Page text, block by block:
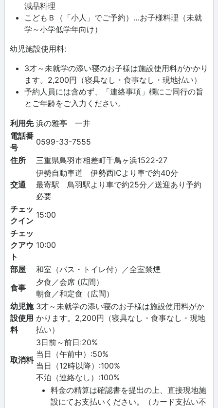
減品料理
こどもＢ（「小人」でご予約）…お子様料理（未就
学～小学低学年向け）
幼児施設使用料:
3才～未就学の添い寝のお子様は施設使用料がかかり
ます。2,200円（寝具なし・食事なし・現地払い）
予約人員には含めず、「連絡事項」欄にご同行の旨
とご年齢をご入力ください。
利用先 浜の雅亭 一井
電話番
号
0599-33-7555
住所
三重県鳥羽市相差町千鳥ヶ浜1522-27
交通
伊勢自動車道 伊勢西ICより車で約40分
最寄駅 鳥羽駅より車で約25分／送迎あり予約
必要
チェッ
クイン
15:00
チェッ
クアウ
ト
10:00
部屋
和室（バス・トイレ付）／全室禁煙
食事
夕食／会席 (広間）
朝食／和定食（広間）
幼児施
設使用
料
3才～未就学の添い寝のお子様は施設使用料がか
かります。2,200円（寝具なし・食事なし・現地
払い）
取消料
3日前～前日:20%
当日（午前中）:50%
当日（12時以降）:100%
不泊（連絡なし）:100%
料金の精算は確認書を提出の上、直接現地施
設にてお支払いください。（カード支払い不